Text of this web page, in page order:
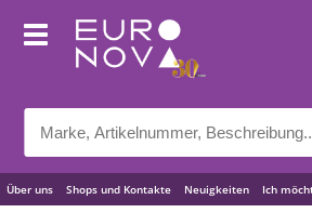
Über uns Shops und Kontakte Neuigkeiten Ich